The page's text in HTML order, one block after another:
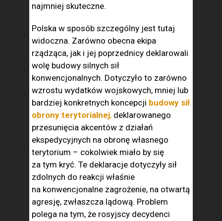
najmniej skuteczne.
Polska w sposób szczególny jest tutaj
widoczna. Zarówno obecna ekipa
rządząca, jak i jej poprzednicy deklarowali
wolę budowy silnych sił
konwencjonalnych. Dotyczyło to zarówno
wzrostu wydatków wojskowych, mniej lub
bardziej konkretnych koncepcji budowy sił
obrony terytorialnej, deklarowanego
przesunięcia akcentów z działań
ekspedycyjnych na obronę własnego
terytorium – cokolwiek miało by się
za tym kryć. Te deklaracje dotyczyły sił
zdolnych do reakcji właśnie
na konwencjonalne zagrożenie, na otwartą
agresję, zwłaszcza lądową. Problem
polega na tym, że rosyjscy decydenci